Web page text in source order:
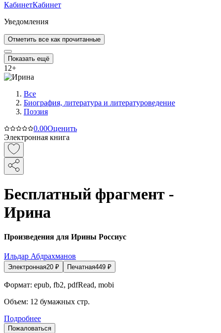
КабинетКабинет
Уведомления
Отметить все как прочитанные
Показать ещё
12+
Все
Биография, литература и литературоведение
Поэзия
0.00Оценить
Электронная книга
Бесплатный фрагмент -
Ирина
Произведения для Ирины Россиус
Ильдар Абдрахманов
Электронная20 ₽ Печатная449 ₽
Формат: epub, fb2, pdfRead, mobi
Объем: 12 бумажных стр.
Подробнее
Пожаловаться